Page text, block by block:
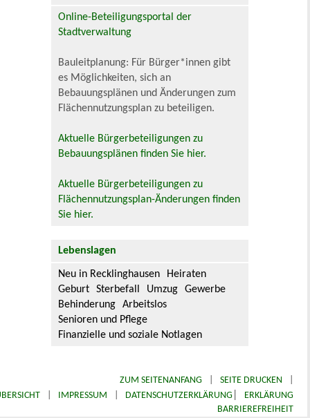
Online-Beteiligungsportal der
Stadtverwaltung
Bauleitplanung: Für Bürger*innen gibt
es Möglichkeiten, sich an
Bebauungsplänen und Änderungen zum
Flächennutzungsplan zu beteiligen.
Aktuelle Bürgerbeteiligungen zu
Bebauungsplänen finden Sie hier.
Aktuelle Bürgerbeteiligungen zu
Flächennutzungsplan-Änderungen finden
Sie hier.
Lebenslagen
Neu in Recklinghausen
Heiraten
Geburt
Sterbefall Umzug
Gewerbe
Behinderung
Arbeitslos
Senioren und Pflege
Finanzielle und soziale Notlagen
ZUM SEITENANFANG SEITE DRUCKEN
IMPRESSUM DATENSCHUTZERKLÄRUNG|
ERKLÄRUNG
BARRIEREFREIHEIT